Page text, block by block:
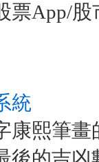
票App/股
統
康熙筆